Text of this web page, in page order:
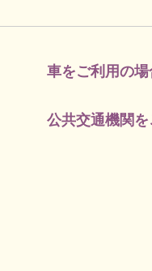
車をご利用の場
公共交通機関